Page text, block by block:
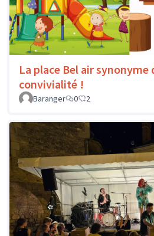
La place Bel air synonyme
convivialité !
Baranger
0 2